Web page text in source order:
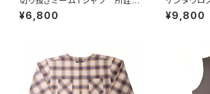
ストだし
¥6,800 ¥9,800